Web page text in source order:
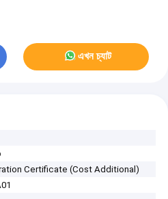
এখন চ্যাট
Certificate (Cost Additional)